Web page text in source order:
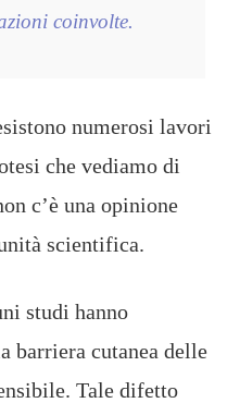
coinvolte.
numerosi lavori
che vediamo di
c’è una opinione
scientifica.
studi hanno
barriera cutanea delle
Tale difetto